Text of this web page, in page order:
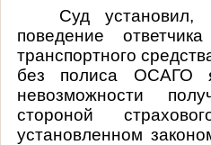
Суд установил,
поведение
транспортного
без полиса ОСАГО
невозможности
стороной
установленном